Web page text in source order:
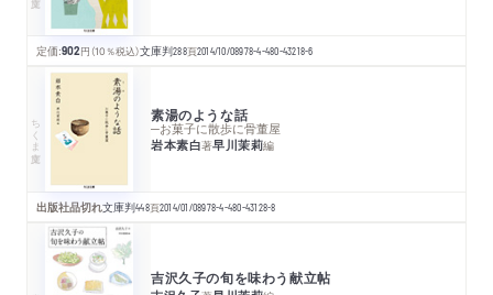
定価:902円 （10％税込）文庫判288頁2014/10/08978-4-480-43218-6
ちくま文庫 素湯のような話
─お菓子に散歩に骨董屋
岩本素白著早川茉莉編
出版社品切れ文庫判448頁2014/01/08978-4-480-43128-8
吉沢久子の旬を味わう献立帖